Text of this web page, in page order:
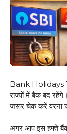
Bank Holidays
राज्यों में बैंक बंद
जरूर चेक करें वरना
अगर आप इस हफ्ते